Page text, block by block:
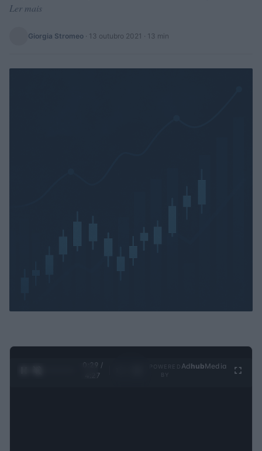
Ler mais
Giorgia Stromeo · 13 outubro 2021 · 13 min
0:30 /
4:27
Ad hubMedia